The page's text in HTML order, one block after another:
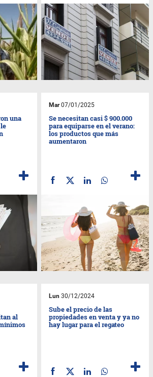
una
Mar07/01/2025
Se necesitan casi $ 900.000
para equiparse en el verano:
los productos que más
aumentaron
al
Lun 30/12/2024
Sube el precio de las
propiedades en venta y ya no
hay lugar para el regateo